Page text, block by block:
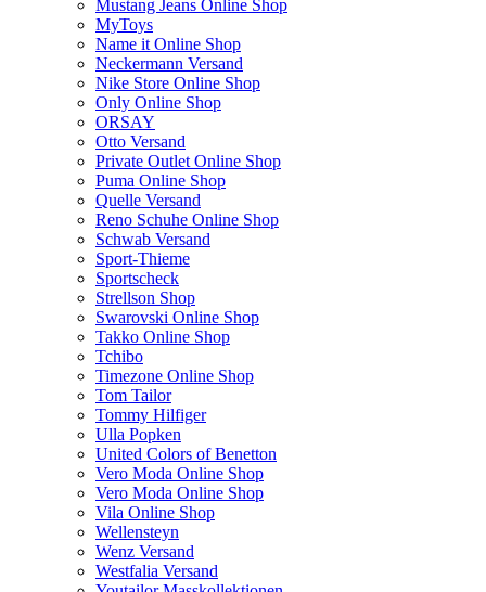
Mustang Jeans Online Shop
MyToys
Name it Online Shop
Neckermann Versand
Nike Store Online Shop
Only Online Shop
ORSAY
Otto Versand
Private Outlet Online Shop
Puma Online Shop
Quelle Versand
Reno Schuhe Online Shop
Schwab Versand
Sport-Thieme
Sportscheck
Strellson Shop
Swarovski Online Shop
Takko Online Shop
Tchibo
Timezone Online Shop
Tom Tailor
Tommy Hilfiger
Ulla Popken
United Colors of Benetton
Vero Moda Online Shop
Vero Moda Online Shop
Vila Online Shop
Wellensteyn
Wenz Versand
Westfalia Versand